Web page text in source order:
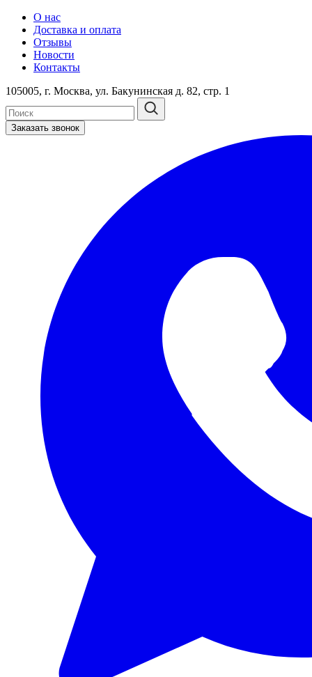
О нас
Доставка и оплата
Отзывы
Новости
Контакты
105005, г. Москва, ул. Бакунинская д. 82, стр. 1
Заказать звонок